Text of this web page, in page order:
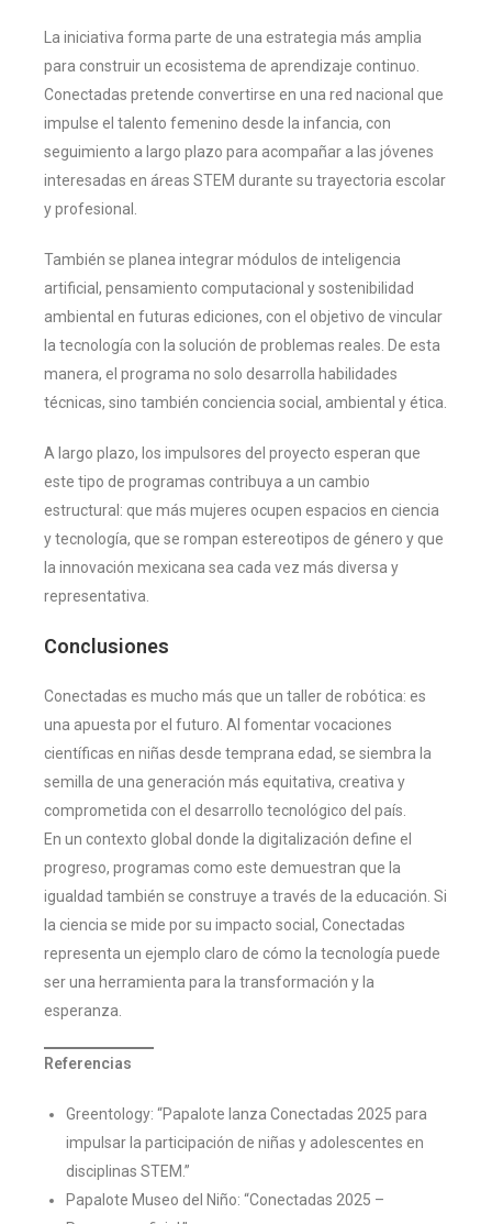
La iniciativa forma parte de una estrategia más amplia
para construir un ecosistema de aprendizaje continuo.
Conectadas pretende convertirse en una red nacional que
impulse el talento femenino desde la infancia, con
seguimiento a largo plazo para acompañar a las jóvenes
interesadas en áreas STEM durante su trayectoria escolar
y profesional.
También se planea integrar módulos de inteligencia
artificial, pensamiento computacional y sostenibilidad
ambiental en futuras ediciones, con el objetivo de vincular
la tecnología con la solución de problemas reales. De esta
manera, el programa no solo desarrolla habilidades
técnicas, sino también conciencia social, ambiental y ética.
A largo plazo, los impulsores del proyecto esperan que
este tipo de programas contribuya a un cambio
estructural: que más mujeres ocupen espacios en ciencia
y tecnología, que se rompan estereotipos de género y que
la innovación mexicana sea cada vez más diversa y
representativa.
Conclusiones
Conectadas es mucho más que un taller de robótica: es
una apuesta por el futuro. Al fomentar vocaciones
científicas en niñas desde temprana edad, se siembra la
semilla de una generación más equitativa, creativa y
comprometida con el desarrollo tecnológico del país.
En un contexto global donde la digitalización define el
progreso, programas como este demuestran que la
igualdad también se construye a través de la educación. Si
la ciencia se mide por su impacto social, Conectadas
representa un ejemplo claro de cómo la tecnología puede
ser una herramienta para la transformación y la
esperanza.
Referencias
Greentology: “Papalote lanza Conectadas 2025 para
impulsar la participación de niñas y adolescentes en
disciplinas STEM.”
Papalote Museo del Niño: “Conectadas 2025 –